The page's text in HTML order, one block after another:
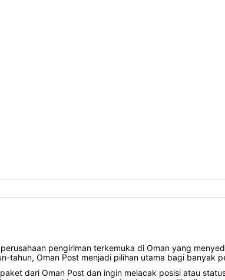
pengiriman terkemuka di Oman yang
tahun, Oman Post menjadi pilihan utama bagi banyak
dari Oman Post dan ingin melacak posisi atau